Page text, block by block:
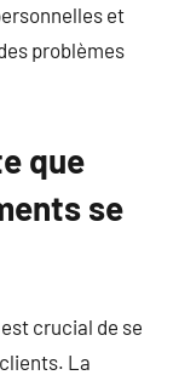
et
problèmes
que
se
crucial de se
La